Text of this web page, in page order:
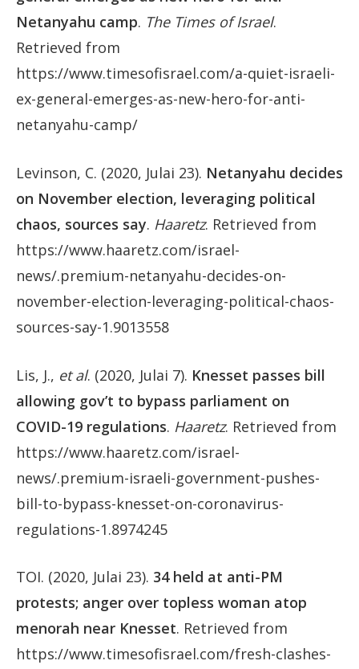
Netanyahu camp. The Times of Israel.
Retrieved from
https://www.timesofisrael.com/a-quiet-israeli-
ex-general-emerges-as-new-hero-for-anti-
netanyahu-camp/
Levinson, C. (2020, Julai 23). Netanyahu decides
on November election, leveraging political
chaos, sources say. Haaretz. Retrieved from
https://www.haaretz.com/israel-
news/.premium-netanyahu-decides-on-
november-election-leveraging-political-chaos-
sources-say-1.9013558
Lis, J., et al. (2020, Julai 7). Knesset passes bill
allowing gov’t to bypass parliament on
COVID-19 regulations. Haaretz. Retrieved from
https://www.haaretz.com/israel-
news/.premium-israeli-government-pushes-
bill-to-bypass-knesset-on-coronavirus-
regulations-1.8974245
TOI. (2020, Julai 23). 34 held at anti-PM
protests; anger over topless woman atop
menorah near Knesset. Retrieved from
https://www.timesofisrael.com/fresh-clashes-